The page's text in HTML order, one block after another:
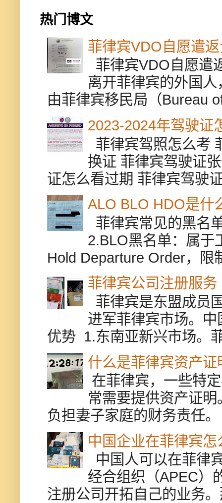
热门博文
菲律宾VDO自愿遣
菲律宾VDO自愿遣
离开菲律宾的外国
由菲律宾移民局（Bureau
2023-2024年驾驶证
菲律宾驾照怎么考
换证 菲律宾驾驶证
证怎么看过期 菲律宾驾驶
ALO BLO HDO是什
菲律宾常见的黑名
2.BLO黑名单：属于
Hold Departure Order，限
菲律宾公司注册服务
菲律宾是东盟成员
进军菲律宾市场。
优势 1.东南亚新兴市场。
什么是菲律宾资产证
在菲律宾，一些特
常需要提供资产证
负担妻子家庭的财务责任
中国企业在菲律宾怎
中国人可以在菲律
经合组织（APEC）
注册公司开拓自己的业务